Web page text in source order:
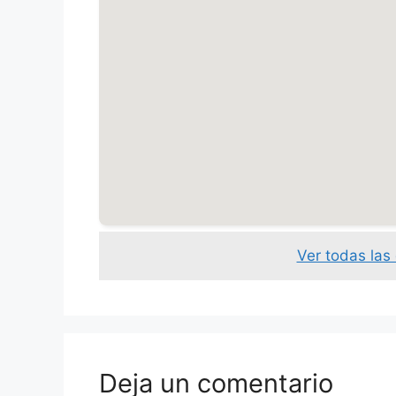
Ver todas las
Deja un comentario